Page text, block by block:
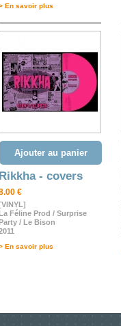
En savoir plus
Ajouter au panier
Rikkha - covers
€
Féline Prod / Surprise
/ Le Bison
En savoir plus